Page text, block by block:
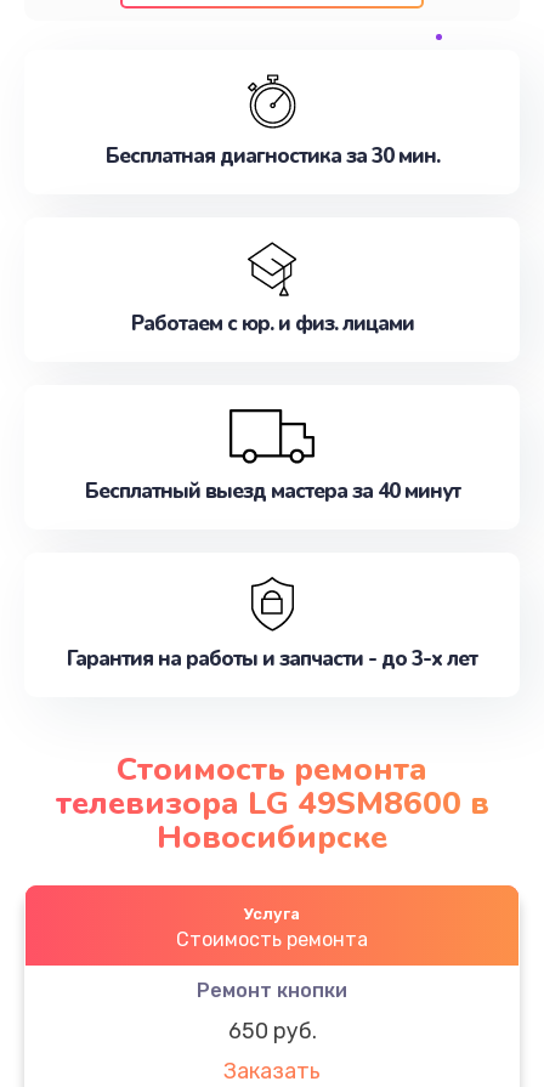
наилучшим образом. Не медлите записаться на
Бесплатная диагностика за 30 мин.
Работаем с юр. и физ. лицами
Бесплатный выезд мастера за 40 минут
Гарантия на работы и запчасти - до 3-х лет
Стоимость ремонта
телевизора LG 49SM8600 в
Новосибирске
Услуга
Стоимость ремонта
Ремонт кнопки
650 руб.
Заказать